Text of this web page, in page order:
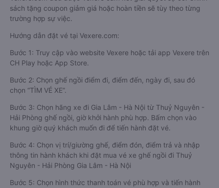
sách tặng coupon giảm giá hoặc hoàn tiền sẽ tùy theo từng
trường hợp sự việc.
Hướng dẫn đặt vé tại Vexere.com:
Bước 1: Truy cập vào website Vexere hoặc tải app Vexere trên
CH Play hoặc App Store.
Bước 2: Chọn ghế ngồi điểm đi, điểm đến, ngày đi, sau đó
chọn “TÌM VÉ XE”.
Bước 3: Chọn hãng xe đi Gia Lâm - Hà Nội từ Thuỷ Nguyên -
Hải Phòng ghế ngồi, giờ khởi hành phù hợp. Bấm chọn vào
khung giờ quý khách muốn đi để tiến hành đặt vé.
Bước 4: Chọn vị trí/giường ghế, điểm đón, điểm trả và nhập
thông tin hành khách khi đặt mua vé xe ghế ngồi đi Thuỷ
Nguyên - Hải Phòng Gia Lâm - Hà Nội
Bước 5: Chọn hình thức thanh toán vé phù hợp và tiến hành